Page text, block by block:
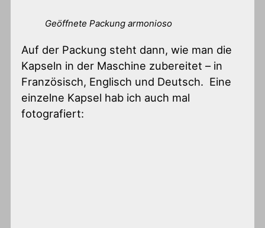
Geöffnete Packung armonioso
Auf der Packung steht dann, wie man die
Kapseln in der Maschine zubereitet – in
Französisch, Englisch und Deutsch. Eine
einzelne Kapsel hab ich auch mal
fotografiert: